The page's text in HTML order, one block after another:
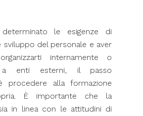
le esigenze di
sviluppo del personale e aver
internamente o
a enti esterni, il passo
procedere alla formazione
È importante che la
in linea con le attitudini di